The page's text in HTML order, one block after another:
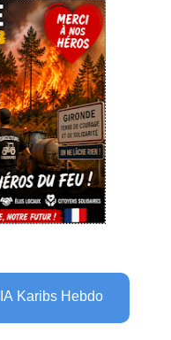
Karibs Hebdo